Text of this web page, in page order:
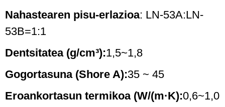
Nahastearen pisu-erlazioa: LN-53A:LN-
53B=1:1
Dentsitatea (g/cm³):1,5~1,8
Gogortasuna (Shore A):35 ~ 45
Eroankortasun termikoa (W/(m·K):0,6~1,0